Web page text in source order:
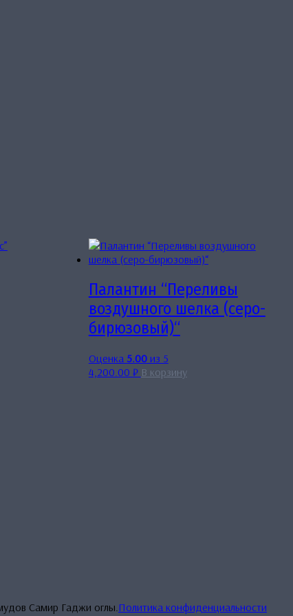
Палантин “Переливы
воздушного шелка (серо-
бирюзовый)“
Оценка 5.00из 5
4,200.00 ₽ В корзину
Самир Гаджи оглы. Политика конфиденциальности